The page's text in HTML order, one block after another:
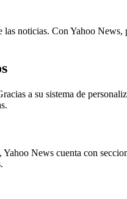
noticias. Con Yahoo
a su sistema de
News cuenta con